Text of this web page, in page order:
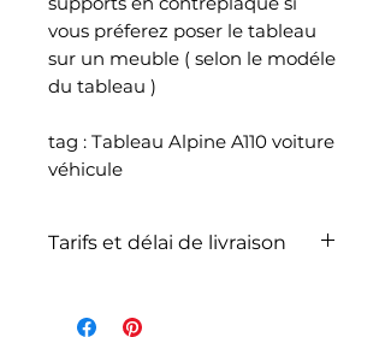
vous préferez poser le tableau
sur un meuble ( selon le modéle
du tableau )
tag : Tableau Alpine A110 voiture
véhicule
Tarifs et délai de livraison
comprise dans le prix de